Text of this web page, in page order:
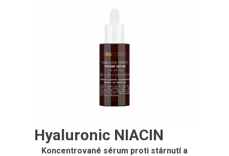
Hyaluronic NIACIN
Koncentrované sérum proti stárnutí a